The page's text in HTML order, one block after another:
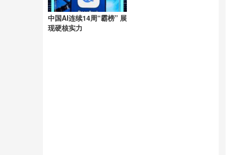
中国AI连续14周“霸榜” 展
现硬核实力